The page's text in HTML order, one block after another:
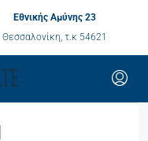
Εθνικής Αμύνης 23
Θεσσαλονίκη, τ.κ 54621